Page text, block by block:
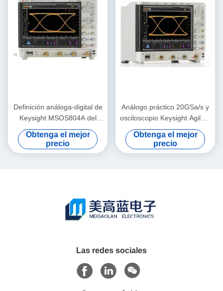
Definición análoga-digital de
Keysight MSOS804A del
osciloscopio de Agilent 8GHz
alta
Obtenga el mejor
precio
Análogo práctico 20GSa/s y
osciloscopio Keysight Agilent
DSOS054A de Digitaces
Obtenga el mejor
precio
Las redes sociales